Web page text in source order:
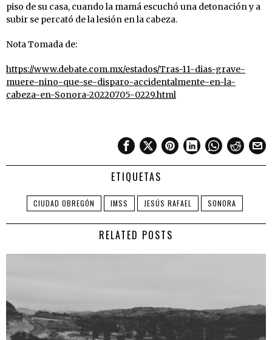
piso de su casa, cuando la mamá escuchó una detonación y a
subir se percató de la lesión en la cabeza.
Nota Tomada de:
https://www.debate.com.mx/estados/Tras-11-dias-grave-
muere-nino-que-se-disparo-accidentalmente-en-la-
cabeza-en-Sonora-20220705-0229.html
ETIQUETAS
CIUDAD OBREGÓN IMSS JESÚS RAFAEL SONORA
RELATED POSTS